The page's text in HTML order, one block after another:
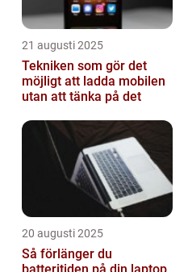
21 augusti 2025
Tekniken som gör det
möjligt att ladda mobilen
utan att tänka på det
20 augusti 2025
Så förlänger du